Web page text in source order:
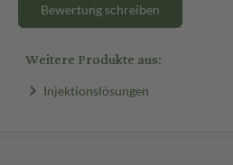
Bewertung schreiben
Weitere Produkte aus:
Injektionslösungen